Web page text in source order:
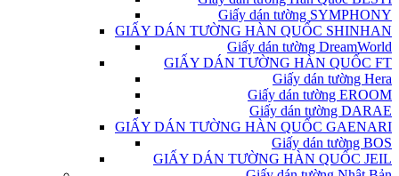
Giấy dán tường SYMPHONY
GIẤY DÁN TƯỜNG HÀN QUỐC SHINHAN
Giấy dán tường DreamWorld
GIẤY DÁN TƯỜNG HÀN QUỐC FT
Giấy dán tường Hera
Giấy dán tường EROOM
Giấy dán tường DARAE
GIẤY DÁN TƯỜNG HÀN QUỐC GAENARI
Giấy dán tường BOS
GIẤY DÁN TƯỜNG HÀN QUỐC JEIL